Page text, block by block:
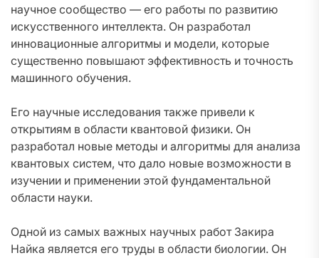
научное сообщество — его работы по развитию
искусственного интеллекта. Он разработал
инновационные алгоритмы и модели, которые
существенно повышают эффективность и точность
машинного обучения.
Его научные исследования также привели к
открытиям в области квантовой физики. Он
разработал новые методы и алгоритмы для анализа
квантовых систем, что дало новые возможности в
изучении и применении этой фундаментальной
области науки.
Одной из самых важных научных работ Закира
Найка является его труды в области биологии. Он